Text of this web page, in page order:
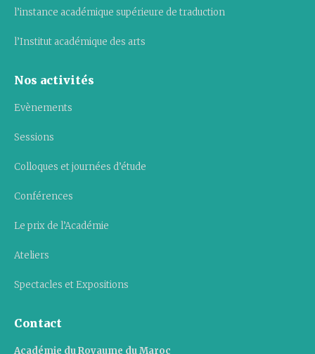
l’instance académique supérieure de traduction
l’Institut académique des arts
Nos activités
Evènements
Sessions
Colloques et journées d’étude
Conférences
Le prix de l’Académie
Ateliers
Spectacles et Expositions
Contact
Académie du Royaume du Maroc